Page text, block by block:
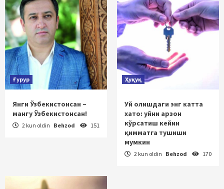
Ғурур
Янги Ўзбекистонсан –
мангу Ўзбекистонсан!
2 kun oldin Behzod 151
Ҳуқуқ
Уй олишдаги энг катта
хато: уйни арзон
кўрсатиш кейин
қимматга тушиши
мумкин
2 kun oldin Behzod 170